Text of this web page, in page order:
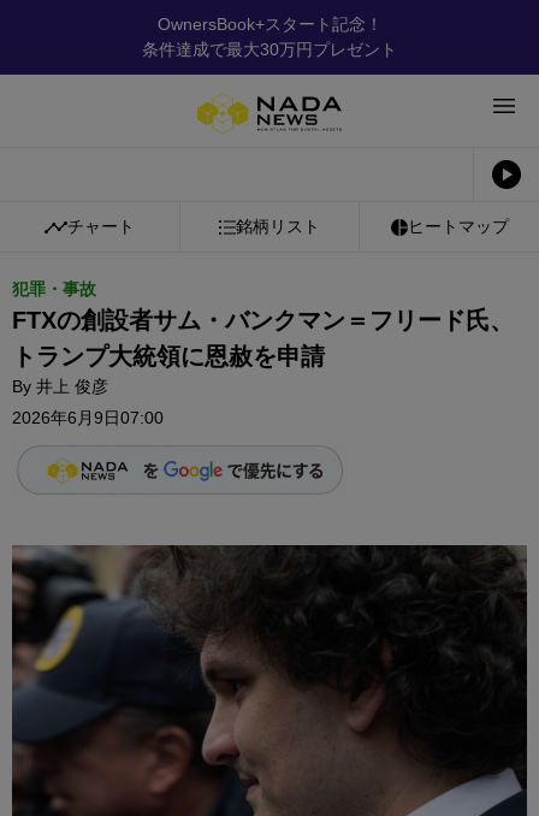
OwnersBook+スタート記念！
条件達成で最大30万円プレゼント
チャート 銘柄リスト ヒートマップ
犯罪・事故
FTXの創設者サム・バンクマン＝フリード氏、
トランプ大統領に恩赦を申請
By 井上 俊彦
2026年6月9日07:00